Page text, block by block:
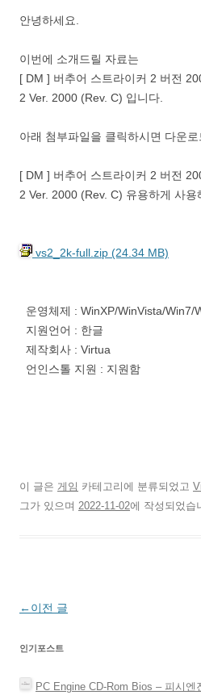
안녕하세요.
이번에 소개드릴 자료는
[ DM ] 버추어 스트라이커 2 버전
2 Ver. 2000 (Rev. C) 입니다.
아래 첨부파일을 클릭하시면 다운
[ DM ] 버추어 스트라이커 2 버전
2 Ver. 2000 (Rev. C) 유용하게 사
vs2_2k-full.zip (24.34 MB)
운영체제 : WinXP/WinVista/Win7/
지원언어 : 한글
제작회사 : Virtua
언인스톨 지원 : 지원함
이 글은 게임 카테고리에 분류되었고
그가 있으며 2022-11-02에 작성되었습
글
비
게
←이전 글
인기포스트
PC Engine CD-Rom Bios – 피시